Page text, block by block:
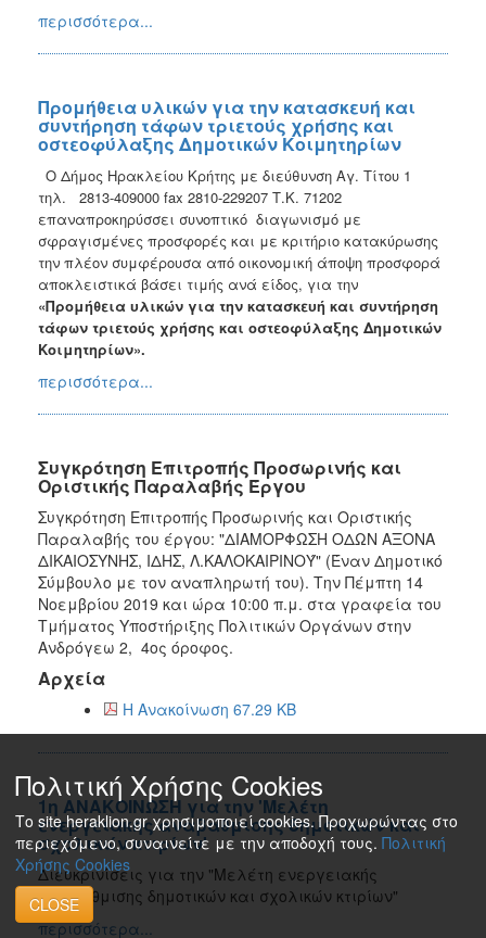
περισσότερα...
Προμήθεια υλικών για την κατασκευή και
συντήρηση τάφων τριετούς χρήσης και
οστεοφύλαξης Δημοτικών Κοιμητηρίων
Ο Δήμος Ηρακλείου Κρήτης με διεύθυνση Αγ. Τίτου 1
τηλ. 2813-409000 fax 2810-229207 Τ.Κ. 71202
επαναπροκηρύσσει συνοπτικό διαγωνισμό με
σφραγισμένες προσφορές και με κριτήριο κατακύρωσης
την πλέον συμφέρουσα από οικονομική άποψη προσφορά
αποκλειστικά βάσει τιμής ανά είδος, για την
«Προμήθεια υλικών για την κατασκευή και συντήρηση
τάφων τριετούς χρήσης και οστεοφύλαξης Δημοτικών
Κοιμητηρίων».
περισσότερα...
Συγκρότηση Επιτροπής Προσωρινής και
Οριστικής Παραλαβής Έργου
Συγκρότηση Επιτροπής Προσωρινής και Οριστικής
Παραλαβής του έργου: "ΔΙΑΜΟΡΦΩΣΗ ΟΔΩΝ ΑΞΟΝΑ
ΔΙΚΑΙΟΣΥΝΗΣ, ΙΔΗΣ, Λ.ΚΑΛΟΚΑΙΡΙΝΟΎ" (Έναν Δημοτικό
Σύμβουλο με τον αναπληρωτή του). Την Πέμπτη 14
Νοεμβρίου 2019 και ώρα 10:00 π.μ. στα γραφεία του
Τμήματος Υποστήριξης Πολιτικών Οργάνων στην
Ανδρόγεω 2, 4ος όροφος.
Αρχεία
Η Ανακοίνωση 67.29 KB
1η ΑΝΑΚΟΙΝΩΣΗ για την 'Μελέτη
ενεργειακής αναβάθμισης δημοτικών και
σχολικών κτιρίων'
Διευκρινίσεις για την "Μελέτη ενεργειακής
αναβάθμισης δημοτικών και σχολικών κτιρίων"
περισσότερα...
Πολιτική Χρήσης Cookies
Το site heraklion.gr χρησιμοποιεί cookies. Προχωρώντας στο
περιεχόμενο, συναινείτε με την αποδοχή τους. Πολιτική
Χρήσης Cookies
CLOSE